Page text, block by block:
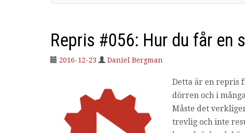
Repris #056: Hur du får en
2016-12-23 Daniel Bergman
Detta är en repris
dörren och i
Måste det
trevlig och inte